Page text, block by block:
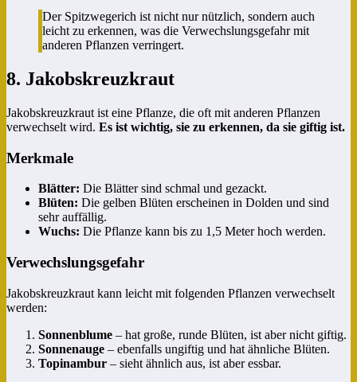
Der Spitzwegerich ist nicht nur nützlich, sondern auch
leicht zu erkennen, was die Verwechslungsgefahr mit
anderen Pflanzen verringert.
8. Jakobskreuzkraut
Jakobskreuzkraut ist eine Pflanze, die oft mit anderen Pflanzen
verwechselt wird. Es ist wichtig, sie zu erkennen, da sie giftig ist.
Merkmale
Blätter: Die Blätter sind schmal und gezackt.
Blüten: Die gelben Blüten erscheinen in Dolden und sind
sehr auffällig.
Wuchs: Die Pflanze kann bis zu 1,5 Meter hoch werden.
Verwechslungsgefahr
Jakobskreuzkraut kann leicht mit folgenden Pflanzen verwechselt
werden:
Sonnenblume – hat große, runde Blüten, ist aber nicht giftig.
Sonnenauge – ebenfalls ungiftig und hat ähnliche Blüten.
Topinambur – sieht ähnlich aus, ist aber essbar.